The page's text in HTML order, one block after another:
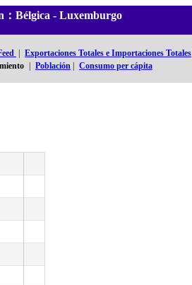
：Bélgica - Luxemburgo
Exportaciones Totales e Importaciones Totales
Población Consumo per cápita